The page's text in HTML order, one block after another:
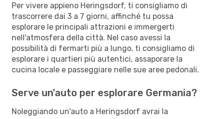
Per vivere appieno Heringsdorf, ti consigliamo di
trascorrere dai 3 a 7 giorni, affinché tu possa
esplorare le principali attrazioni e immergerti
nell'atmosfera della città. Nel caso avessi la
possibilità di fermarti più a lungo, ti consigliamo di
esplorare i quartieri più autentici, assaporare la
cucina locale e passeggiare nelle sue aree pedonali.
Serve un'auto per esplorare Germania?
Noleggiando un'auto a Heringsdorf avrai la